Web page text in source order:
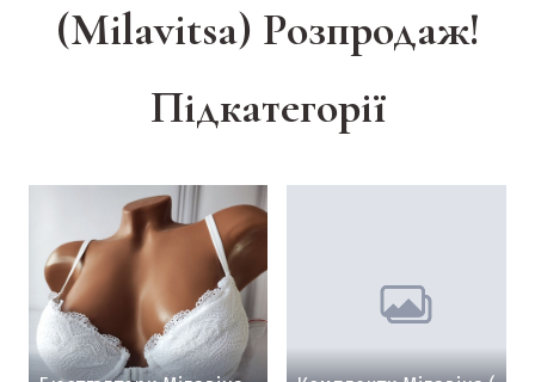
(Milavitsa) Розпродаж!
Підкатегорії